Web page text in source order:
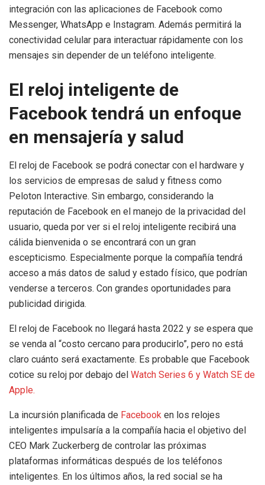
integración con las aplicaciones de Facebook como
Messenger, WhatsApp e Instagram. Además permitirá la
conectividad celular para interactuar rápidamente con los
mensajes sin depender de un teléfono inteligente.
El reloj inteligente de
Facebook tendrá un enfoque
en mensajería y salud
El reloj de Facebook se podrá conectar con el hardware y
los servicios de empresas de salud y fitness como
Peloton Interactive. Sin embargo, considerando la
reputación de Facebook en el manejo de la privacidad del
usuario, queda por ver si el reloj inteligente recibirá una
cálida bienvenida o se encontrará con un gran
escepticismo. Especialmente porque la compañía tendrá
acceso a más datos de salud y estado físico, que podrían
venderse a terceros. Con grandes oportunidades para
publicidad dirigida.
El reloj de Facebook no llegará hasta 2022 y se espera que
se venda al “costo cercano para producirlo”, pero no está
claro cuánto será exactamente. Es probable que Facebook
cotice su reloj por debajo del Watch Series 6 y Watch SE de
Apple.
La incursión planificada de Facebook en los relojes
inteligentes impulsaría a la compañía hacia el objetivo del
CEO Mark Zuckerberg de controlar las próximas
plataformas informáticas después de los teléfonos
inteligentes. En los últimos años, la red social se ha